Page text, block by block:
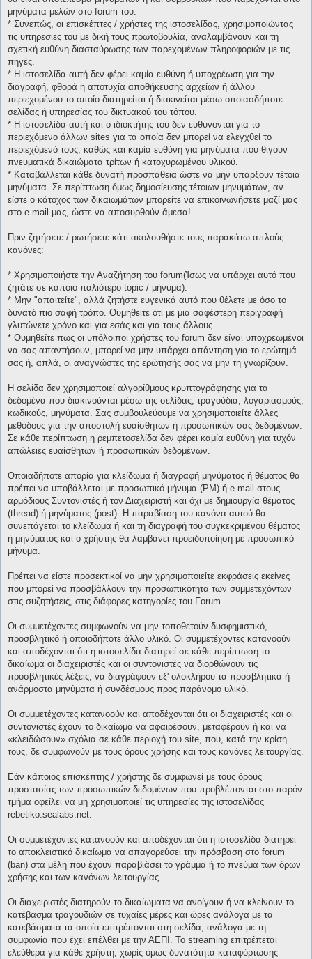
μηνύματα μελών στο forum του.
* Συνεπώς, οι επισκέπτες / χρήστες της ιστοσελίδας, χρησιμοποιώντας
τις υπηρεσίες του με δική τους πρωτοβουλία, αναλαμβάνουν και τη
σχετική ευθύνη διασταύρωσης των παρεχομένων πληροφοριών με τις
πηγές.
* H ιστοσελίδα αυτή δεν φέρει καμία ευθύνη ή υποχρέωση για την
διαγραφή, φθορά η αποτυχία αποθήκευσης αρχείων ή άλλου
περιεχομένου το οποίο διατηρείται ή διακινείται μέσω οποιασδήποτε
σελίδας ή υπηρεσίας του δικτυακού του τόπου.
* H ιστοσελίδα αυτή και ο ιδιοκτήτης του δεν ευθύνονται για το
περιεχόμενο άλλων sites για τα οποία δεν μπορεί να ελεγχθεί το
περιεχόμενό τους, καθώς και καμία ευθύνη για μηνύματα που θίγουν
πνευματικά δικαιώματα τρίτων ή κατοχυρωμένου υλικού.
* Καταβάλλεται κάθε δυνατή προσπάθεια ώστε να μην υπάρξουν τέτοια
μηνύματα. Σε περίπτωση όμως δημοσίευσης τέτοιων μηνυμάτων, αν
είστε ο κάτοχος των δικαιωμάτων μπορείτε να επικοινωνήσετε μαζί μας
στο e-mail μας, ώστε να αποσυρθούν άμεσα!
Πριν ζητήσετε / ρωτήσετε κάτι ακολουθήστε τους παρακάτω απλούς
κανόνες:
* Χρησιμοποιήστε την Αναζήτηση του forum(Ίσως να υπάρχει αυτό που
ζητάτε σε κάποιο παλιότερο topic / μήνυμα).
* Μην "απαιτείτε", αλλά ζητήστε ευγενικά αυτό που θέλετε με όσο το
δυνατό πιο σαφή τρόπο. Θυμηθείτε ότι με μια σαφέστερη περιγραφή
γλυτώνετε χρόνο και για εσάς και για τους άλλους.
* Θυμηθείτε πως οι υπόλοιποι χρήστες του forum δεν είναι υποχρεωμένοι
να σας απαντήσουν, μπορεί να μην υπάρχει απάντηση για το ερώτημά
σας ή, απλά, οι αναγνώστες της ερώτησής σας να μην τη γνωρίζουν.
Η σελίδα δεν χρησιμοποιεί αλγορίθμους κρυπτογράφησης για τα
δεδομένα που διακινούνται μέσω της σελίδας, τραγούδια, λογαριασμούς,
κωδικούς, μηνύματα. Σας συμβουλεύουμε να χρησιμοποιείτε άλλες
μεθόδους για την αποστολή ευαίσθητων ή προσωπικών σας δεδομένων.
Σε κάθε περίπτωση η ρεμπετοσελίδα δεν φέρει καμία ευθύνη για τυχόν
απώλειες ευαίσθητων ή προσωπικών δεδομένων.
Οποιαδήποτε απορία για κλείδωμα ή διαγραφή μηνύματος ή θέματος θα
πρέπει να υποβάλλεται με προσωπικό μήνυμα (PM) ή e-mail στους
αρμόδιους Συντονιστές ή τον Διαχειριστή και όχι με δημιουργία θέματος
(thread) ή μηνύματος (post). Η παραβίαση του κανόνα αυτού θα
συνεπάγεται το κλείδωμα ή και τη διαγραφή του συγκεκριμένου θέματος
ή μηνύματος και ο χρήστης θα λαμβάνει προειδοποίηση με προσωπικό
μήνυμα.
Πρέπει να είστε προσεκτικοί να μην χρησιμοποιείτε εκφράσεις εκείνες
που μπορεί να προσβάλλουν την προσωπικότητα των συμμετεχόντων
στις συζητήσεις, στις διάφορες κατηγορίες του Forum.
Οι συμμετέχοντες συμφωνούν να μην τοποθετούν δυσφημιστικό,
προσβλητικό ή οποιοδήποτε άλλο υλικό. Οι συμμετέχοντες κατανοούν
και αποδέχονται ότι η ιστοσελίδα διατηρεί σε κάθε περίπτωση το
δικαίωμα οι διαχειριστές και οι συντονιστές να διορθώνουν τις
προσβλητικές λέξεις, να διαγράφουν εξ' ολοκλήρου τα προσβλητικά ή
ανάρμοστα μηνύματα ή συνδέσμους προς παράνομο υλικό.
Οι συμμετέχοντες κατανοούν και αποδέχονται ότι οι διαχειριστές και οι
συντονιστές έχουν το δικαίωμα να αφαιρέσουν, μεταφέρουν ή και να
«κλειδώσουν» σχόλια σε κάθε περιοχή του site, που, κατά την κρίση
τους, δε συμφωνούν με τους όρους χρήσης και τους κανόνες λειτουργίας.
Εάν κάποιος επισκέπτης / χρήστης δε συμφωνεί με τους όρους
προστασίας των προσωπικών δεδομένων που προβλέπονται στο παρόν
τμήμα οφείλει να μη χρησιμοποιεί τις υπηρεσίες της ιστοσελίδας
rebetiko.sealabs.net.
Οι συμμετέχοντες κατανοούν και αποδέχονται ότι η ιστοσελίδα διατηρεί
το αποκλειστικό δικαίωμα να απαγορεύσει την πρόσβαση στο forum
(ban) στα μέλη που έχουν παραβιάσει το γράμμα ή το πνεύμα των όρων
χρήσης και των κανόνων λειτουργίας.
Οι διαχειριστές διατηρούν το δικαίωματα να ανοίγουν ή να κλείνουν το
κατέβασμα τραγουδιών σε τυχαίες μέρες και ώρες ανάλογα με τα
κατεβάσματα τα οποία επιτρέπονται στη σελίδα, ανάλογα με τη
συμφωνία που έχει επέλθει με την ΑΕΠΙ. Το streaming επιτρέπεται
ελεύθερα για κάθε χρήστη, χωρίς όμως δυνατότητα καταφόρτωσης